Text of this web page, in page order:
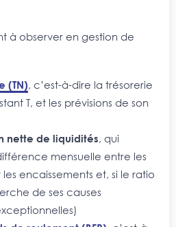
à observer en gestion de
(TN) , c’est-à-dire la trésorerie
T, et les prévisions de son
nette de liquidités , qui
mensuelle entre les
encaissements et, si le ratio
de ses causes